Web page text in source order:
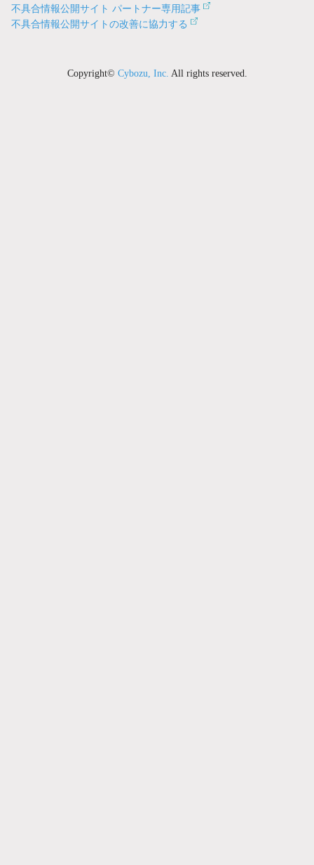
不具合情報公開サイト パートナー専用記事
不具合情報公開サイトの改善に協力する
Copyright© Cybozu, Inc. All rights reserved.